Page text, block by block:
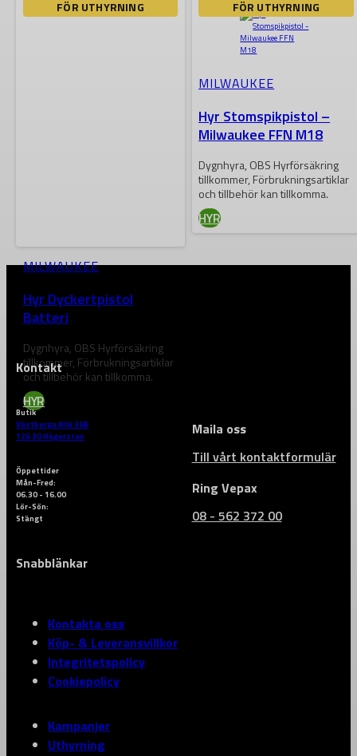
VISA RESULTAT
FÖR UTHYRNING
MILWAUKEE
Hyr Dyckertpistol
Batteri
Dygnhyra, OBS Hyrförsäkring
tillkommer, Förbrukningsartiklar
och tillbehör kan tillkomma.
HYR
FÖR UTHYRNING
MILWAUKEE
Hyr Stomspikpistol –
Milwaukee FFN M18
Dygnhyra, OBS Hyrförsäkring
tillkommer, Förbrukningsartiklar
och tillbehör kan tillkomma.
HYR
Kontakt
Butik
Västberga Allé 36B
126 30 Hägersten
Maila oss
Till vårt kontaktformulär
Öppettider
Mån-Fred:
06.30 - 16.00
Lör-Sön:
Stängt
Ring Vepax
08 - 562 372 00
Snabblänkar
Kontakta oss
Köp- & Leveransvillkor
Integritetspolicy
Cookiepolicy
Kampanjer
Uthyrning